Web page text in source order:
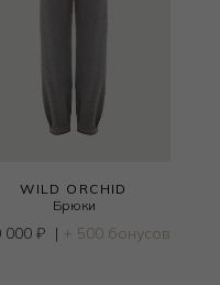
WILD ORCHID
Брюки
000 ₽ | + 500 бонусов